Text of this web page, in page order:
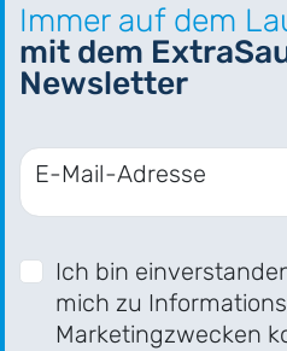
Immer auf dem
mit dem
Newsletter
E-Mail-Adresse
Ich bin
mich zu
Marketingzwecken